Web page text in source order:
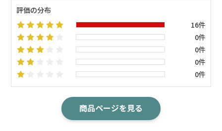
評価の分布
16件
0件
0件
0件
0件
商品ページを見る